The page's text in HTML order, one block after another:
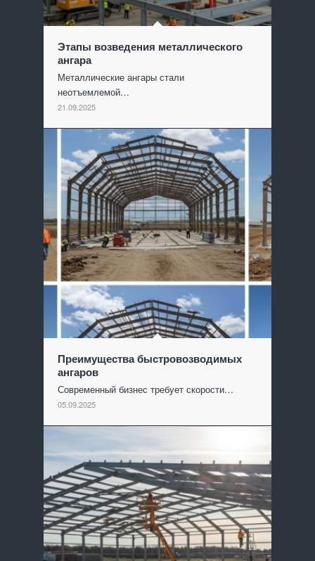
Этапы возведения металлического
ангара
Металлические ангары стали
неотъемлемой…
21.09.2025
Преимущества быстровозводимых
ангаров
Современный бизнес требует скорости…
05.09.2025